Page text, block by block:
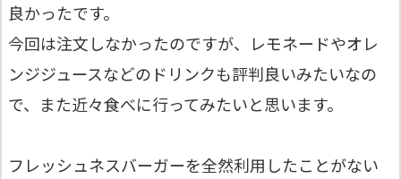
良かったです。
今回は注文しなかったのですが、レモネードやオレ
ンジジュースなどのドリンクも評判良いみたいなの
で、また近々食べに行ってみたいと思います。
フレッシュネスバーガーを全然利用したことがない